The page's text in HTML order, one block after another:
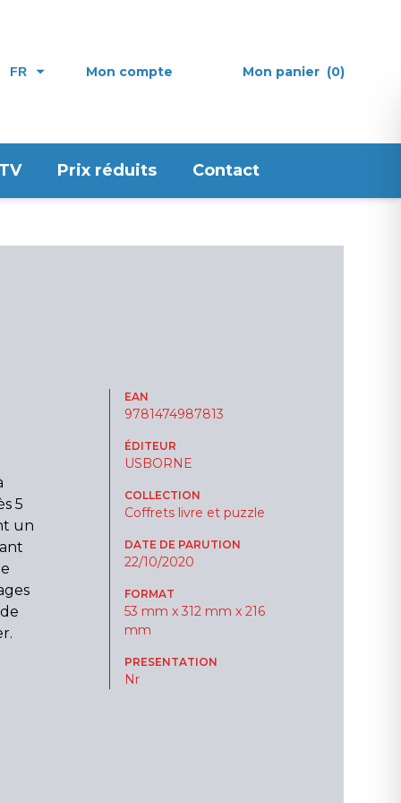
FR Mon compte Mon panier (0)
Prix réduits Contact
5
un
EAN
9781474987813
ÉDITEUR
USBORNE
COLLECTION
Coffrets livre et puzzle
DATE DE PARUTION
22/10/2020
FORMAT
53 mm x 312 mm x 216
mm
PRESENTATION
Nr